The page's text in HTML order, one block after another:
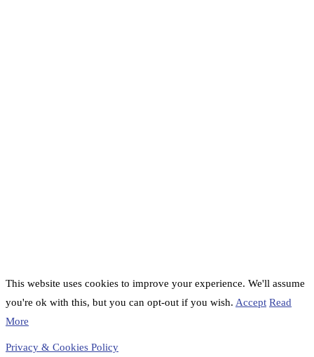
This website uses cookies to improve your experience. We'll assume
you're ok with this, but you can opt-out if you wish. Accept Read
More
Privacy & Cookies Policy